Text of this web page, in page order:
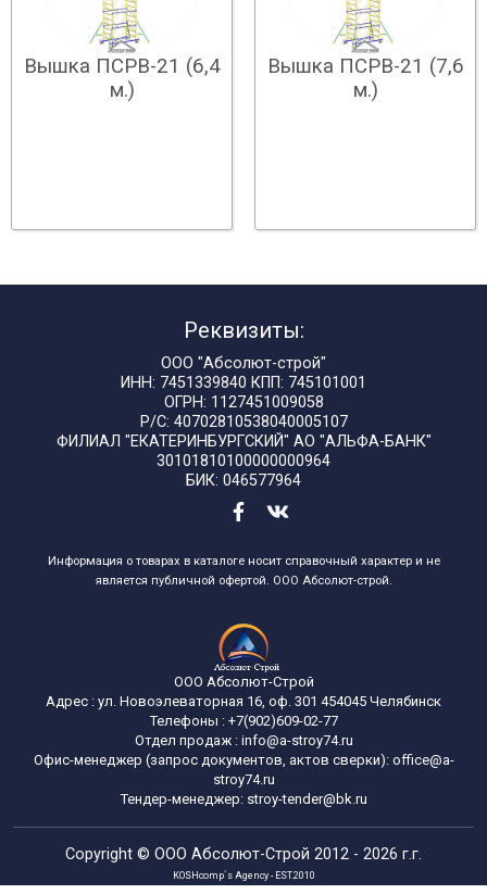
Вышка ПСРВ-21 (6,4
м.)
Вышка ПСРВ-21 (7,6
м.)
Реквизиты:
ООО "Абсолют-строй"
ИНН: 7451339840 КПП: 745101001
ОГРН: 1127451009058
Р/С: 40702810538040005107
ФИЛИАЛ "ЕКАТЕРИНБУРГСКИЙ" АО "АЛЬФА-БАНК"
30101810100000000964
БИК: 046577964
Информация о товарах в каталоге носит справочный характер и не
является публичной офертой. ООО Абсолют-строй.
ООО Абсолют-Строй
Адрес : ул. Новоэлеваторная 16, оф. 301 454045 Челябинск
Телефоны :+7(902)609-02-77
Отдел продаж : info@a-stroy74.ru
Офис-менеджер (запрос документов, актов сверки): office@a-
stroy74.ru
Тендер-менеджер: stroy-tender@bk.ru
Copyright © ООО Абсолют-Строй 2012 - 2026 г.г.
KOSHcomp`s Agency - EST.2010